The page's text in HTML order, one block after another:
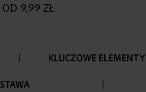
9,99 ZŁ
KLUCZOWE ELEMENTY